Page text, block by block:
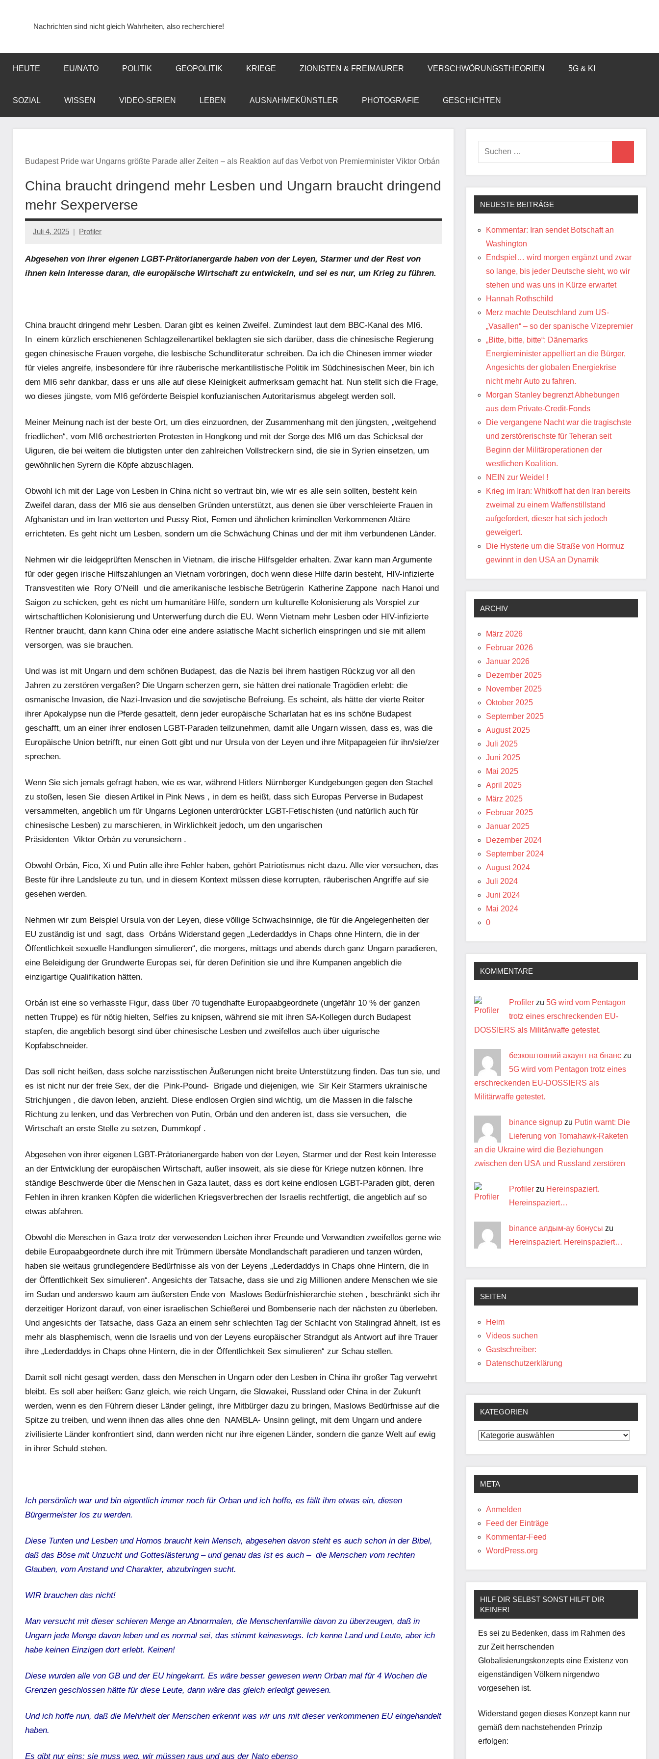
Nachrichten sind nicht gleich Wahrheiten, also recherchiere!
HEUTE EU/NATO POLITIK GEOPOLITIK KRIEGE ZIONISTEN & FREIMAURER VERSCHWÖRUNGSTHEORIEN 5G & KI
SOZIAL WISSEN VIDEO-SERIEN LEBEN AUSNAHMEKÜNSTLER PHOTOGRAFIE GESCHICHTEN
Budapest Pride war Ungarns größte Parade aller Zeiten – als Reaktion auf das Verbot von Premierminister Viktor Orbán
China braucht dringend mehr Lesben und Ungarn braucht dringend
mehr Sexperverse
Juli 4, 2025 Profiler
Keine
Abgesehen von ihrer eigenen LGBT-Prätorianergarde haben von der Leyen, Starmer und der Rest von
ihnen kein Interesse daran, die europäische Wirtschaft zu entwickeln, und sei es nur, um Krieg zu führen.
China braucht dringend mehr Lesben. Daran gibt es keinen Zweifel. Zumindest laut dem BBC-Kanal des MI6.
In einem kürzlich erschienenen Schlagzeilenartikel beklagten sie sich darüber, dass die chinesische Regierung
gegen chinesische Frauen vorgehe, die lesbische Schundliteratur schreiben. Da ich die Chinesen immer wieder
für vieles angreife, insbesondere für ihre räuberische merkantilistische Politik im Südchinesischen Meer, bin ich
dem MI6 sehr dankbar, dass er uns alle auf diese Kleinigkeit aufmerksam gemacht hat. Nun stellt sich die Frage,
wo dieses jüngste, vom MI6 geförderte Beispiel konfuzianischen Autoritarismus abgelegt werden soll.
Meiner Meinung nach ist der beste Ort, um dies einzuordnen, der Zusammenhang mit den jüngsten, „weitgehend
friedlichen“, vom MI6 orchestrierten Protesten in Hongkong und mit der Sorge des MI6 um das Schicksal der
Uiguren, die bei weitem die blutigsten unter den zahlreichen Vollstreckern sind, die sie in Syrien einsetzen, um
gewöhnlichen Syrern die Köpfe abzuschlagen.
Obwohl ich mit der Lage von Lesben in China nicht so vertraut bin, wie wir es alle sein sollten, besteht kein
Zweifel daran, dass der MI6 sie aus denselben Gründen unterstützt, aus denen sie über verschleierte Frauen in
Afghanistan und im Iran wetterten und Pussy Riot, Femen und ähnlichen kriminellen Verkommenen Altäre
errichteten. Es geht nicht um Lesben, sondern um die Schwächung Chinas und der mit ihm verbundenen Länder.
Nehmen wir die leidgeprüften Menschen in Vietnam, die irische Hilfsgelder erhalten. Zwar kann man Argumente
für oder gegen irische Hilfszahlungen an Vietnam vorbringen, doch wenn diese Hilfe darin besteht, HIV-infizierte
Transvestiten wie Rory O’Neill und die amerikanische lesbische Betrügerin Katherine Zappone nach Hanoi und
Saigon zu schicken, geht es nicht um humanitäre Hilfe, sondern um kulturelle Kolonisierung als Vorspiel zur
wirtschaftlichen Kolonisierung und Unterwerfung durch die EU. Wenn Vietnam mehr Lesben oder HIV-infizierte
Rentner braucht, dann kann China oder eine andere asiatische Macht sicherlich einspringen und sie mit allem
versorgen, was sie brauchen.
Und was ist mit Ungarn und dem schönen Budapest, das die Nazis bei ihrem hastigen Rückzug vor all den
Jahren zu zerstören vergaßen? Die Ungarn scherzen gern, sie hätten drei nationale Tragödien erlebt: die
osmanische Invasion, die Nazi-Invasion und die sowjetische Befreiung. Es scheint, als hätte der vierte Reiter
ihrer Apokalypse nun die Pferde gesattelt, denn jeder europäische Scharlatan hat es ins schöne Budapest
geschafft, um an einer ihrer endlosen LGBT-Paraden teilzunehmen, damit alle Ungarn wissen, dass es, was die
Europäische Union betrifft, nur einen Gott gibt und nur Ursula von der Leyen und ihre Mitpapageien für ihn/sie/zer
sprechen.
Wenn Sie sich jemals gefragt haben, wie es war, während Hitlers Nürnberger Kundgebungen gegen den Stachel
zu stoßen, lesen Sie diesen Artikel in Pink News , in dem es heißt, dass sich Europas Perverse in Budapest
versammelten, angeblich um für Ungarns Legionen unterdrückter LGBT-Fetischisten (und natürlich auch für
chinesische Lesben) zu marschieren, in Wirklichkeit jedoch, um den ungarischen
Präsidenten Viktor Orbán zu verunsichern .
Obwohl Orbán, Fico, Xi und Putin alle ihre Fehler haben, gehört Patriotismus nicht dazu. Alle vier versuchen, das
Beste für ihre Landsleute zu tun, und in diesem Kontext müssen diese korrupten, räuberischen Angriffe auf sie
gesehen werden.
Nehmen wir zum Beispiel Ursula von der Leyen, diese völlige Schwachsinnige, die für die Angelegenheiten der
EU zuständig ist und sagt, dass Orbáns Widerstand gegen „Lederdaddys in Chaps ohne Hintern, die in der
Öffentlichkeit sexuelle Handlungen simulieren“, die morgens, mittags und abends durch ganz Ungarn paradieren,
eine Beleidigung der Grundwerte Europas sei, für deren Definition sie und ihre Kumpanen angeblich die
einzigartige Qualifikation hätten.
Orbán ist eine so verhasste Figur, dass über 70 tugendhafte Europaabgeordnete (ungefähr 10 % der ganzen
netten Truppe) es für nötig hielten, Selfies zu knipsen, während sie mit ihren SA-Kollegen durch Budapest
stapfen, die angeblich besorgt sind über chinesische Lesben und zweifellos auch über uigurische
Kopfabschneider.
Das soll nicht heißen, dass solche narzisstischen Äußerungen nicht breite Unterstützung finden. Das tun sie, und
es ist nicht nur der freie Sex, der die Pink-Pound- Brigade und diejenigen, wie Sir Keir Starmers ukrainische
Strichjungen , die davon leben, anzieht. Diese endlosen Orgien sind wichtig, um die Massen in die falsche
Richtung zu lenken, und das Verbrechen von Putin, Orbán und den anderen ist, dass sie versuchen, die
Wirtschaft an erste Stelle zu setzen, Dummkopf .
Abgesehen von ihrer eigenen LGBT-Prätorianergarde haben von der Leyen, Starmer und der Rest kein Interesse
an der Entwicklung der europäischen Wirtschaft, außer insoweit, als sie diese für Kriege nutzen können. Ihre
ständige Beschwerde über die Menschen in Gaza lautet, dass es dort keine endlosen LGBT-Paraden gibt, deren
Fehlen in ihren kranken Köpfen die widerlichen Kriegsverbrechen der Israelis rechtfertigt, die angeblich auf so
etwas abfahren.
Obwohl die Menschen in Gaza trotz der verwesenden Leichen ihrer Freunde und Verwandten zweifellos gerne wie
debile Europaabgeordnete durch ihre mit Trümmern übersäte Mondlandschaft paradieren und tanzen würden,
haben sie weitaus grundlegendere Bedürfnisse als von der Leyens „Lederdaddys in Chaps ohne Hintern, die in
der Öffentlichkeit Sex simulieren“. Angesichts der Tatsache, dass sie und zig Millionen andere Menschen wie sie
im Sudan und anderswo kaum am äußersten Ende von Maslows Bedürfnishierarchie stehen , beschränkt sich ihr
derzeitiger Horizont darauf, von einer israelischen Schießerei und Bombenserie nach der nächsten zu überleben.
Und angesichts der Tatsache, dass Gaza an einem sehr schlechten Tag der Schlacht von Stalingrad ähnelt, ist es
mehr als blasphemisch, wenn die Israelis und von der Leyens europäischer Strandgut als Antwort auf ihre Trauer
ihre „Lederdaddys in Chaps ohne Hintern, die in der Öffentlichkeit Sex simulieren“ zur Schau stellen.
Damit soll nicht gesagt werden, dass den Menschen in Ungarn oder den Lesben in China ihr großer Tag verwehrt
bleibt. Es soll aber heißen: Ganz gleich, wie reich Ungarn, die Slowakei, Russland oder China in der Zukunft
werden, wenn es den Führern dieser Länder gelingt, ihre Mitbürger dazu zu bringen, Maslows Bedürfnisse auf die
Spitze zu treiben, und wenn ihnen das alles ohne den NAMBLA- Unsinn gelingt, mit dem Ungarn und andere
zivilisierte Länder konfrontiert sind, dann werden nicht nur ihre eigenen Länder, sondern die ganze Welt auf ewig
in ihrer Schuld stehen.
Ich persönlich war und bin eigentlich immer noch für Orban und ich hoffe, es fällt ihm etwas ein, diesen
Bürgermeister los zu werden.
Diese Tunten und Lesben und Homos braucht kein Mensch, abgesehen davon steht es auch schon in der Bibel,
daß das Böse mit Unzucht und Gotteslästerung – und genau das ist es auch – die Menschen vom rechten
Glauben, vom Anstand und Charakter, abzubringen sucht.
WIR brauchen das nicht!
Man versucht mit dieser schieren Menge an Abnormalen, die Menschenfamilie davon zu überzeugen, daß in
Ungarn jede Menge davon leben und es normal sei, das stimmt keineswegs. Ich kenne Land und Leute, aber ich
habe keinen Einzigen dort erlebt. Keinen!
Diese wurden alle von GB und der EU hingekarrt. Es wäre besser gewesen wenn Orban mal für 4 Wochen die
Grenzen geschlossen hätte für diese Leute, dann wäre das gleich erledigt gewesen.
Und ich hoffe nun, daß die Mehrheit der Menschen erkennt was wir uns mit dieser verkommenen EU eingehandelt
haben.
Es gibt nur eins: sie muss weg, wir müssen raus und aus der Nato ebenso
Suchen
nach:
NEUESTE BEITRÄGE
Kommentar: Iran sendet Botschaft an
Washington
Endspiel… wird morgen ergänzt und zwar
so lange, bis jeder Deutsche sieht, wo wir
stehen und was uns in Kürze erwartet
Hannah Rothschild
Merz machte Deutschland zum US-
„Vasallen“ – so der spanische Vizepremier
„Bitte, bitte, bitte“: Dänemarks
Energieminister appelliert an die Bürger,
Angesichts der globalen Energiekrise
nicht mehr Auto zu fahren.
Morgan Stanley begrenzt Abhebungen
aus dem Private-Credit-Fonds
Die vergangene Nacht war die tragischste
und zerstörerischste für Teheran seit
Beginn der Militäroperationen der
westlichen Koalition.
NEIN zur Weidel !
Krieg im Iran: Whitkoff hat den Iran bereits
zweimal zu einem Waffenstillstand
aufgefordert, dieser hat sich jedoch
geweigert.
Die Hysterie um die Straße von Hormuz
gewinnt in den USA an Dynamik
ARCHIV
März 2026
Februar 2026
Januar 2026
Dezember 2025
November 2025
Oktober 2025
September 2025
August 2025
Juli 2025
Juni 2025
Mai 2025
April 2025
März 2025
Februar 2025
Januar 2025
Dezember 2024
September 2024
August 2024
Juli 2024
Juni 2024
Mai 2024
0
KOMMENTARE
Profiler zu 5G wird vom Pentagon
trotz eines erschreckenden EU-
DOSSIERS als Militärwaffe getestet.
безкоштовний акаунт на бнанс zu
5G wird vom Pentagon trotz eines
erschreckenden EU-DOSSIERS als
Militärwaffe getestet.
binance signup zu Putin warnt: Die
Lieferung von Tomahawk-Raketen
an die Ukraine wird die Beziehungen
zwischen den USA und Russland zerstören
Profiler zu Hereinspaziert.
Hereinspaziert…
binance алдым-ау бонусы zu
Hereinspaziert. Hereinspaziert…
SEITEN
Heim
Videos suchen
Gastschreiber:
Datenschutzerklärung
KATEGORIEN
Kategorien
META
Anmelden
Feed der Einträge
Kommentar-Feed
WordPress.org
HILF DIR SELBST SONST HILFT DIR
KEINER!
Es sei zu Bedenken, dass im Rahmen des
zur Zeit herrschenden
Globalisierungskonzepts eine Existenz von
eigenständigen Völkern nirgendwo
vorgesehen ist.
Widerstand gegen dieses Konzept kann nur
gemäß dem nachstehenden Prinzip
erfolgen: